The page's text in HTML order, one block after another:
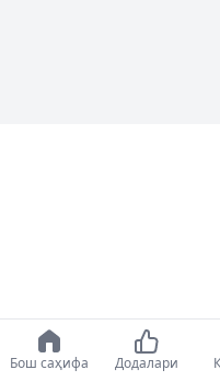
Бош саҳифа Додалари